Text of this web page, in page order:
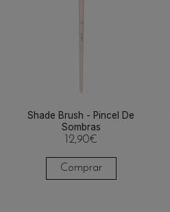
Shade Brush - Pincel De
Sombras
12,90€
Comprar